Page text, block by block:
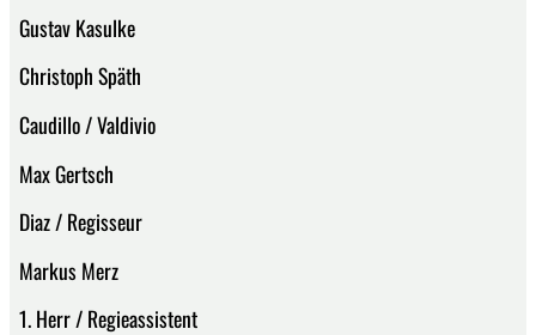
Gustav Kasulke
Christoph Späth
Caudillo / Valdivio
Max Gertsch
Diaz / Regisseur
Markus Merz
1. Herr / Regieassistent